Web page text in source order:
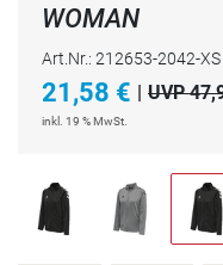
WOMAN
Art.Nr.: 212653-2042-XS
21,58 € | UVP
inkl. 19 % MwSt.